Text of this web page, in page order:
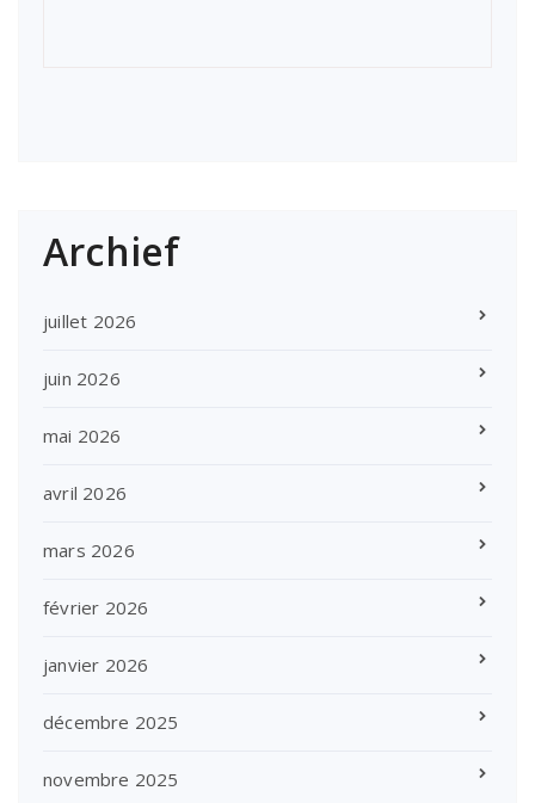
Archief
juillet 2026
juin 2026
mai 2026
avril 2026
mars 2026
février 2026
janvier 2026
décembre 2025
novembre 2025